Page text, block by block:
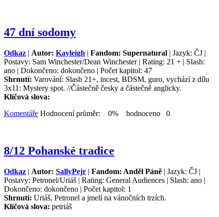
47 dní sodomy
Odkaz | Autor: Kayleigh | Fandom: Supernatural | Jazyk: ČJ |
Postavy: Sam Winchester/Dean Winchester | Rating: 21 + | Slash:
ano | Dokončeno: dokončeno | Počet kapitol: 47
Shrnutí: Varování: Slash 21+, incest, BDSM, guro, vychází z dílu
3x11: Mystery spot. //Částečně česky a částečně anglicky.
Klíčová slova:
Komentáře Hodnocení průměr: 0% hodnoceno 0
8/12 Pohanské tradice
Odkaz | Autor: SallyPejr | Fandom: Anděl Páně | Jazyk: ČJ |
Postavy: Petronel/Uriáš | Rating: General Audiences | Slash: ano |
Dokončeno: dokončeno | Počet kapitol: 1
Shrnutí: Uriáš, Petronel a jmelí na vánočních trzích.
Klíčová slova: petriáš